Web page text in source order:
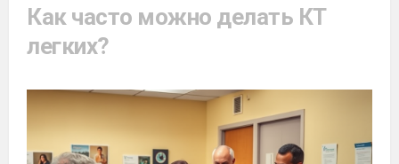
Как часто можно делать КТ
легких?